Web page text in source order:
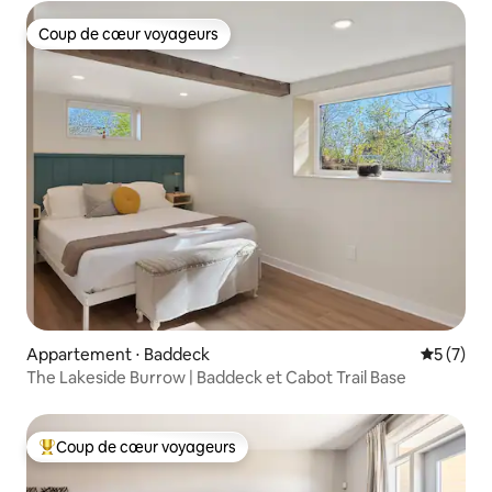
Coup de cœur voyageurs
Coup de cœur voyageurs
Appartement ⋅ Baddeck
5 (7)
The Lakeside Burrow | Baddeck et Cabot Trail Base
Coups de cœur voyageurs les plus appréciés
Coup de cœur voyageurs